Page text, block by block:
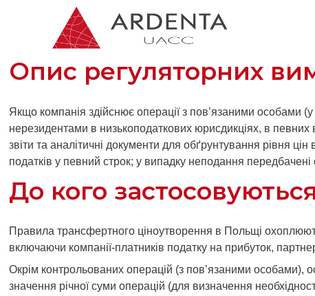
Опис регуляторних
Якщо компанія здійснює операції з пов’язаними особами
нерезидентами в низькоподаткових юрисдикціях, в
звіти та аналітичні документи для обґрунтування рівня
податків у певний строк; у випадку неподання
До кого
Правила трансфертного ціноутворення в Польщі
включаючи компанії-платників податку на прибуток,
Окрім контрольованих операцій (з пов’язаними особами),
значення річної суми операцій (для визначення